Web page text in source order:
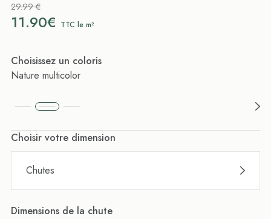
29.99 €
11.90€ TTC le m²
Choisissez un coloris
Nature multicolor
Choisir votre dimension
Chutes
Dimensions de la chute